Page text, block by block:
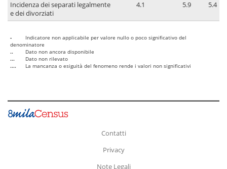
Incidenza dei separati legalmente
e dei divorziati
4.1 5.9 5.4
-
Indicatore non applicabile per valore nullo o poco significativo del
denominatore
..
Dato non ancora disponibile
...
Dato non rilevato
....
La mancanza o esiguità del fenomeno rende i valori non significativi
Contatti
Privacy
Note Legali